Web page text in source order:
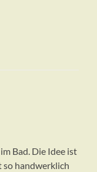
Bad. Die Idee ist
so handwerklich